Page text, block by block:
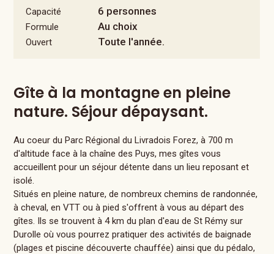
Capacité 6 personnes
Formule Au choix
Ouvert Toute l'année.
Gîte à la montagne en pleine
nature. Séjour dépaysant.
Au coeur du Parc Régional du Livradois Forez, à 700 m
d'altitude face à la chaîne des Puys, mes gîtes vous
accueillent pour un séjour détente dans un lieu reposant et
isolé.
Situés en pleine nature, de nombreux chemins de randonnée,
à cheval, en VTT ou à pied s'offrent à vous au départ des
gîtes. Ils se trouvent à 4 km du plan d'eau de St Rémy sur
Durolle où vous pourrez pratiquer des activités de baignade
(plages et piscine découverte chauffée) ainsi que du pédalo,